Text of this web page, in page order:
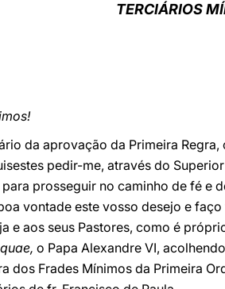
TERCIÁRIOS
da aprovação da Primeira
pedir-me, através do
prosseguir no caminho de fé e
vontade este vosso desejo e
e aos seus Pastores, como é
o Papa Alexandre VI,
dos Frades Mínimos da Primeira